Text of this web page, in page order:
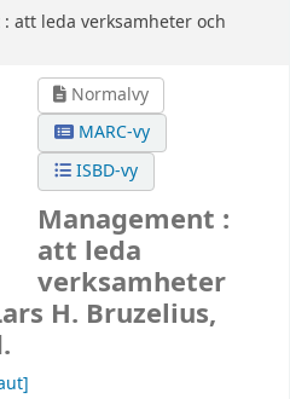
att leda verksamheter och
Normalvy
MARC-vy
ISBD-vy
Management :
att leda
verksamheter
H. Bruzelius,